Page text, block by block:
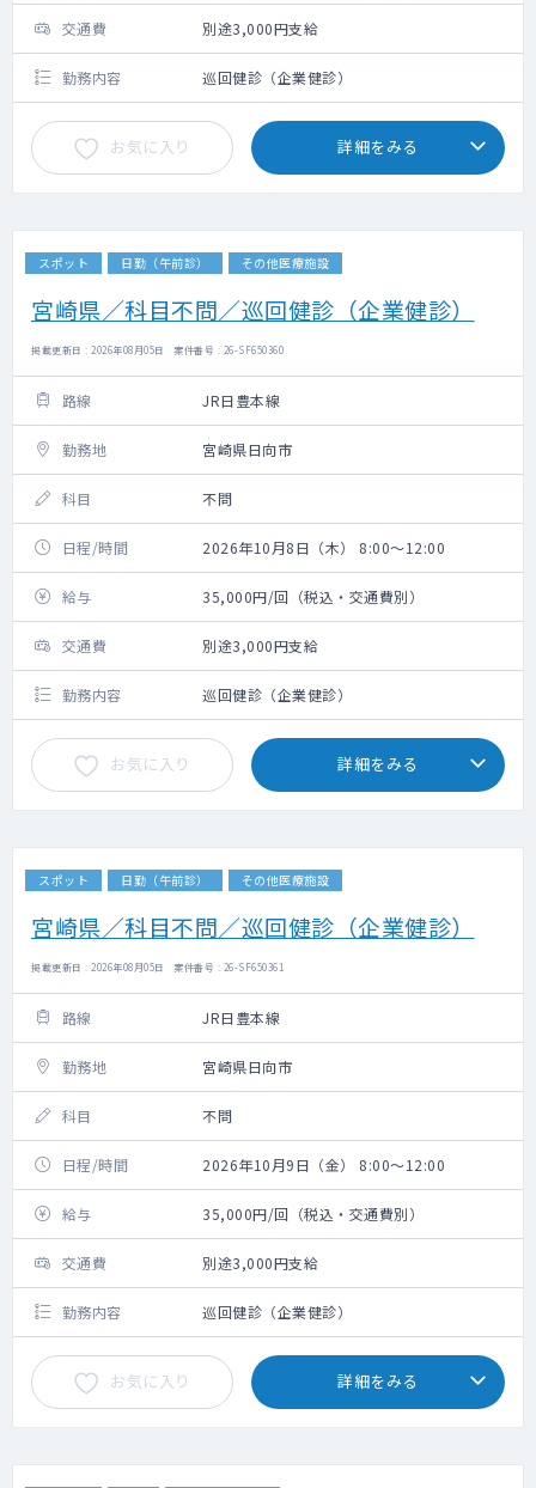
交通費 別途3,000円支給
勤務内容 巡回健診（企業健診）
お気に入り 詳細をみる
スポット 日勤（午前診） その他医療施設
宮崎県／科目不問／巡回健診（企業健診）
掲載更新日 : 2026年08月05日 案件番号 : 26-SF650360
路線 JR日豊本線
勤務地 宮崎県日向市
科目 不問
日程/時間 2026年10月8日（木） 8:00～12:00
給与 35,000円/回（税込・交通費別）
交通費 別途3,000円支給
勤務内容 巡回健診（企業健診）
お気に入り 詳細をみる
スポット 日勤（午前診） その他医療施設
宮崎県／科目不問／巡回健診（企業健診）
掲載更新日 : 2026年08月05日 案件番号 : 26-SF650361
路線 JR日豊本線
勤務地 宮崎県日向市
科目 不問
日程/時間 2026年10月9日（金） 8:00～12:00
給与 35,000円/回（税込・交通費別）
交通費 別途3,000円支給
勤務内容 巡回健診（企業健診）
お気に入り 詳細をみる